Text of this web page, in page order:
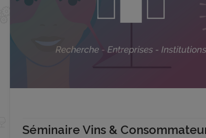
Séminaire Vins &